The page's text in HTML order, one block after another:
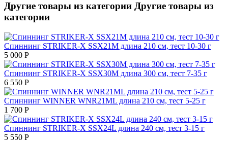
Другие товары из категории Другие товары из
категории
Спиннинг STRIKER-X SSX21M длина 210 см, тест 10-30 г
5 000 Р
Спиннинг STRIKER-X SSX30M длина 300 см, тест 7-35 г
6 550 Р
Спиннинг WINNER WNR21ML длина 210 см, тест 5-25 г
1 700 Р
Спиннинг STRIKER-X SSX24L длина 240 см, тест 3-15 г
5 550 Р